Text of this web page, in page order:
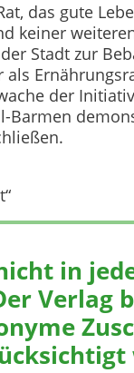
das gute
keiner
Stadt zur
der
Barmen
in
Verlag